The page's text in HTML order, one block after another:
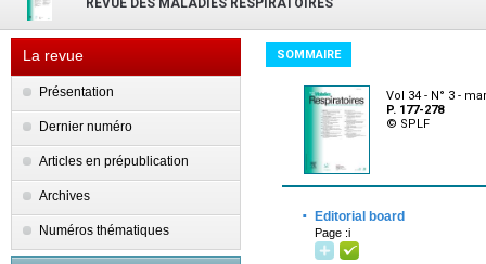
REVUE DES MALADIES RESPIRATOIRES
La revue
Présentation
Dernier numéro
Articles en prépublication
Archives
Numéros thématiques
SOMMAIRE
Vol 34 - N° 3 -
P. 177-278
© SPLF
· Editorial board
Page :i